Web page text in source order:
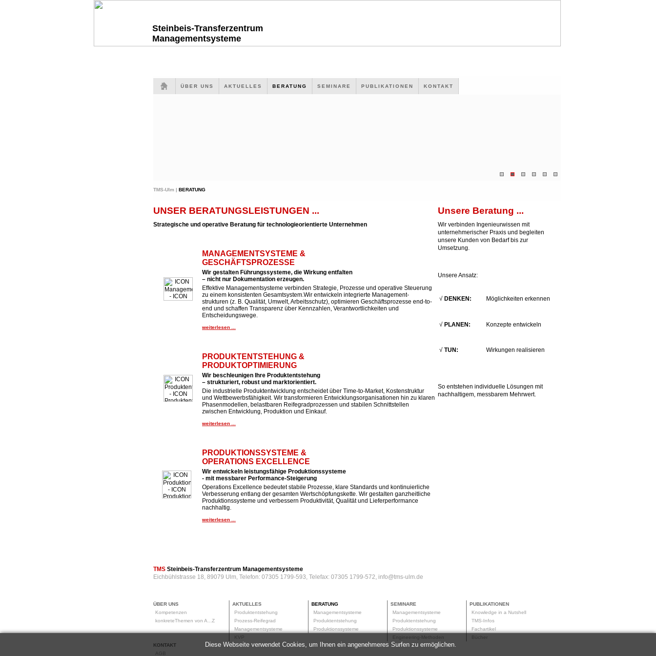
Steinbeis-Transferzentrum
Managementsysteme
ÜBER UNS AKTUELLES BERATUNG SEMINARE PUBLIKATIONEN KONTAKT
TMS-Ulm | BERATUNG
UNSER BERATUNGSLEISTUNGEN ...
Strategische und operative Beratung für technologieorientierte Unternehmen
MANAGEMENTSYSTEME &
GESCHÄFTSPROZESSE
Wir gestalten Führungssysteme, die Wirkung entfalten
– nicht nur Dokumentation erzeugen.
Effektive Managementsysteme verbinden Strategie, Prozesse und operative Steuerung
zu einem konsistenten Gesamtsystem.Wir entwickeln integrierte Management-
strukturen (z. B. Qualität, Umwelt, Arbeitsschutz), optimieren Geschäftsprozesse end-to-
end und schaffen Transparenz über Kennzahlen, Verantwortlichkeiten und
Entscheidungswege.
weiterlesen ...
PRODUKTENTSTEHUNG &
PRODUKTOPTIMIERUNG
Wir beschleunigen Ihre Produktentstehung
– strukturiert, robust und marktorientiert.
Die industrielle Produktentwicklung entscheidet über Time-to-Market, Kostenstruktur
und Wettbewerbsfähigkeit. Wir transformieren Entwicklungsorganisationen hin zu klaren
Phasenmodellen, belastbaren Reifegradprozessen und stabilen Schnittstellen
zwischen Entwicklung, Produktion und Einkauf.
weiterlesen ...
PRODUKTIONSSYSTEME &
OPERATIONS EXCELLENCE
Wir entwickeln leistungsfähige Produktionssysteme
- mit messbarer Performance-Steigerung
Operations Excellence bedeutet stabile Prozesse, klare Standards und kontinuierliche
Verbesserung entlang der gesamten Wertschöpfungskette. Wir gestalten ganzheitliche
Produktionssysteme und verbessern Produktivität, Qualität und Lieferperformance
nachhaltig.
weiterlesen ...
Unsere Beratung ...
Wir verbinden Ingenieurwissen mit
unternehmerischer Praxis und begleiten
unsere Kunden von Bedarf bis zur
Umsetzung.
Unsere Ansatz:
√ DENKEN: Möglichkeiten erkennen
√ PLANEN: Konzepte entwickeln
√ TUN: Wirkungen realisieren
So entstehen individuelle Lösungen mit
nachhaltigem, messbarem Mehrwert.
TMS Steinbeis-Transferzentrum Managementsysteme
Eichbühlstrasse 18, 89079 Ulm, Telefon: 07305 1799-593, Telefax: 07305 1799-572, info@tms-ulm.de
ÜBER UNS
Kompetenzen
konkreteThemen von A...Z
AKTUELLES
Produktentstehung
Prozess-Reifegrad
Managementsysteme
KVP
BERATUNG
Managementsysteme
Produktentstehung
Produktionssysteme
SEMINARE
Managementsysteme
Produktentstehung
Produktionssysteme
Engineering-Methoden
PUBLIKATIONEN
Knowledge in a Nutshell
TMS-Infos
Fachartikel
Bücher
KONTAKT
AGB
Diese Webseite verwendet Cookies, um Ihnen ein angenehmeres Surfen zu ermöglichen.